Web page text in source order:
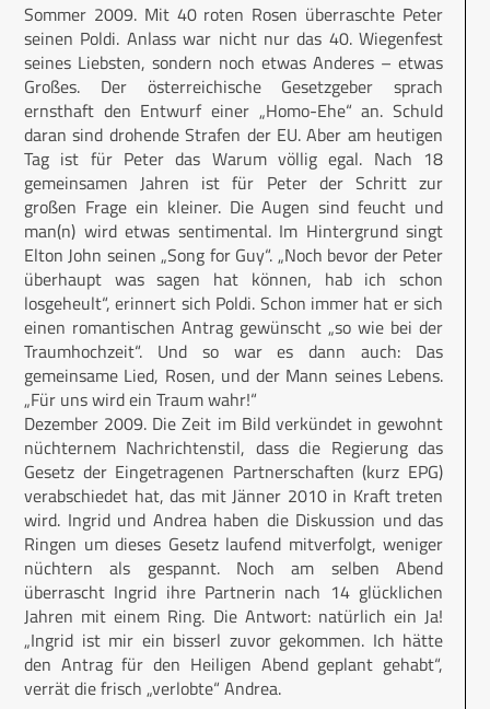
Sommer 2009. Mit 40 roten Rosen überraschte Peter
seinen Poldi. Anlass war nicht nur das 40. Wiegenfest
seines Liebsten, sondern noch etwas Anderes – etwas
Großes. Der österreichische Gesetzgeber sprach
ernsthaft den Entwurf einer „Homo-Ehe“ an. Schuld
daran sind drohende Strafen der EU. Aber am heutigen
Tag ist für Peter das Warum völlig egal. Nach 18
gemeinsamen Jahren ist für Peter der Schritt zur
großen Frage ein kleiner. Die Augen sind feucht und
man(n) wird etwas sentimental. Im Hintergrund singt
Elton John seinen „Song for Guy“. „Noch bevor der Peter
überhaupt was sagen hat können, hab ich schon
losgeheult“, erinnert sich Poldi. Schon immer hat er sich
einen romantischen Antrag gewünscht „so wie bei der
Traumhochzeit“. Und so war es dann auch: Das
gemeinsame Lied, Rosen, und der Mann seines Lebens.
„Für uns wird ein Traum wahr!“
Dezember 2009. Die Zeit im Bild verkündet in gewohnt
nüchternem Nachrichtenstil, dass die Regierung das
Gesetz der Eingetragenen Partnerschaften (kurz EPG)
verabschiedet hat, das mit Jänner 2010 in Kraft treten
wird. Ingrid und Andrea haben die Diskussion und das
Ringen um dieses Gesetz laufend mitverfolgt, weniger
nüchtern als gespannt. Noch am selben Abend
überrascht Ingrid ihre Partnerin nach 14 glücklichen
Jahren mit einem Ring. Die Antwort: natürlich ein Ja!
„Ingrid ist mir ein bisserl zuvor gekommen. Ich hätte
den Antrag für den Heiligen Abend geplant gehabt“,
verrät die frisch „verlobte“ Andrea.